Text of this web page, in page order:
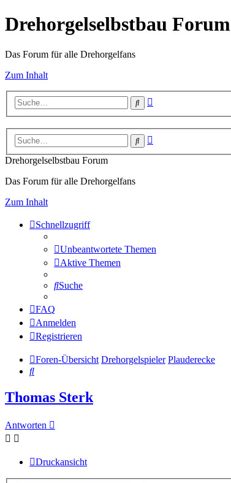
Drehorgelselbstbau Forum
Das Forum für alle Drehorgelfans
Zum Inhalt
Suche
Suche
Drehorgelselbstbau Forum
Das Forum für alle Drehorgelfans
Zum Inhalt
Schnellzugriff
Unbeantwortete Themen
Aktive Themen
Suche
FAQ
Anmelden
Registrieren
Foren-Übersicht Drehorgelspieler Plauderecke
Suche
Thomas Sterk
Antworten
Druckansicht